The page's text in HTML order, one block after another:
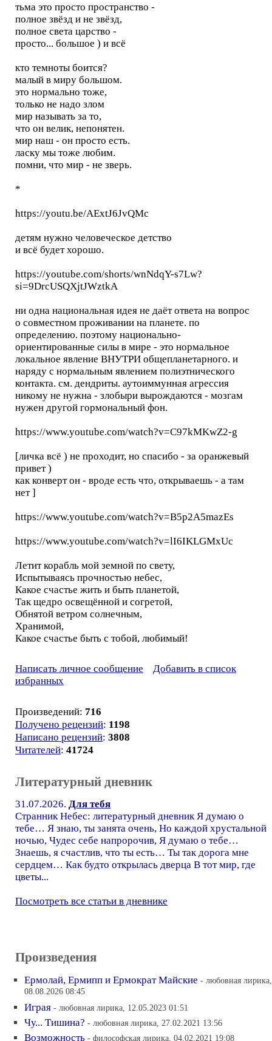
тьма это просто пространство -
полное звёзд и не звёзд,
полное света царство -
просто... большое ) и всё
кто темноты боится?
малый в миру большом.
это нормально тоже,
только не надо злом
мир называть за то,
что он велик, непонятен.
мир наш - он просто есть.
ласку мы тоже любим.
помни, что мир - не зверь.
*
https://youtu.be/AExtJ6JvQMc
детям нужно человеческое детство
и всё будет хорошо.
https://youtube.com/shorts/wnNdqY-s7Lw?
si=9DrcUSQXjtJWztkA
ни одна национальная идея не даёт ответа на вопрос
о совместном проживании на планете. по
определению. поэтому национально-
ориентированные силы в мире - это нормальное
локальное явление ВНУТРИ общепланетарного. и
наряду с нормальным явлением полиэтнического
контакта. см. дендриты. аутоиммунная агрессия
никому не нужна - злобыри вырождаются - мозгам
нужен другой гормональный фон.
https://www.youtube.com/watch?v=C97kMKwZ2-g
[личка всё ) не проходит, но спасибо - за оранжевый
привет )
как конверт он - вроде есть что, открываешь - а там
нет ]
https://www.youtube.com/watch?v=B5p2A5mazEs
https://www.youtube.com/watch?v=lI6IKLGMxUc
Летит корабль мой земной по свету,
Испытываясь прочностью небес,
Какое счастье жить и быть планетой,
Так щедро освещённой и согретой,
Обнятой ветром солнечным,
Хранимой,
Какое счастье быть с тобой, любимый!
Написать личное сообщение
Добавить в список
избранных
Произведений: 716
Получено рецензий: 1198
Написано рецензий: 3808
Читателей: 41724
Литературный дневник
31.07.2026. Для тебя
Странник Небес: литературный дневник Я думаю о
тебе… Я знаю, ты занята очень, Но каждой хрустальной
ночью, Чудес себе напророчив, Я думаю о тебе…
Знаешь, я счастлив, что ты есть… Ты так дорога мне
сердцем… Как будто открылась дверца В тот мир, где
цветы...
Посмотреть все статьи в дневнике
Произведения
Ермолай, Ермипп и Ермократ Майские - любовная лирика,
08.08.2026 08:45
Играя - любовная лирика, 12.05.2023 01:51
Чу... Тишина? - любовная лирика, 27.02.2021 13:56
Возможность - философская лирика, 04.02.2021 19:08